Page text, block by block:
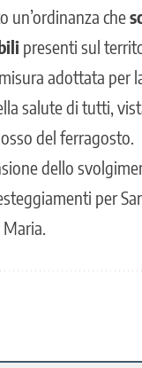
un’ordinanza che
presenti sul
adottata per
salute di tutti,
del ferragosto.
dello
per